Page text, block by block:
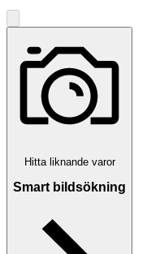
Hitta liknande varor
Smart bildsökning